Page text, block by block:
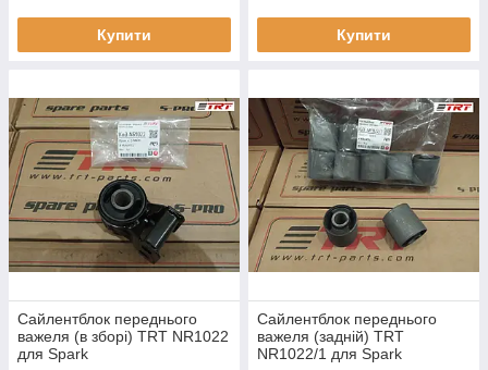
Купити Купити
Сайлентблок переднього
важеля (в зборі) TRT NR1022
для Spark
Сайлентблок переднього
важеля (задній) TRT
NR1022/1 для Spark